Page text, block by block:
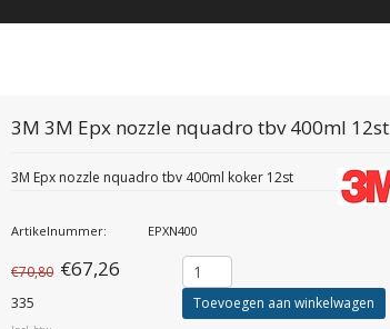
3M 3M Epx nozzle nquadro tbv 400ml 12st
3M Epx nozzle nquadro tbv 400ml koker 12st
Artikelnummer: EPXN400
€70,80 €67,26
335 Toevoegen aan winkelwagen